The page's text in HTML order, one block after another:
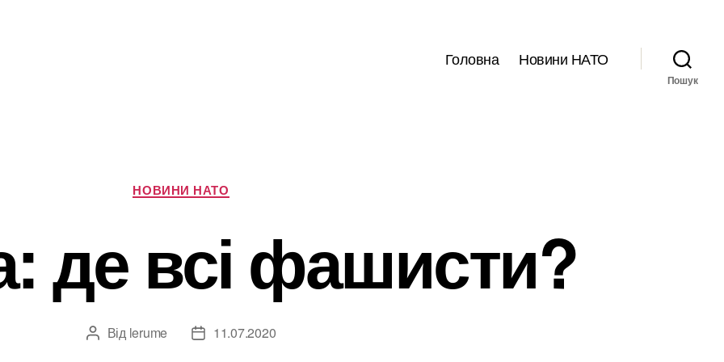
Головна Новини НАТО
Пошук
Категорії
НОВИНИ НАТО
де всі фашисти?
Автор
Від lerume
Дата11.07.2020